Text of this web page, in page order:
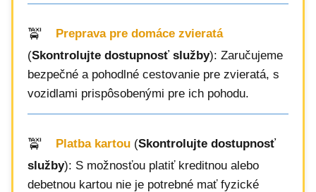
Preprava pre domáce zvieratá
(Skontrolujte dostupnosť služby): Zaručujeme
bezpečné a pohodlné cestovanie pre zvieratá, s
vozidlami prispôsobenými pre ich pohodu.
Platba kartou (Skontrolujte dostupnosť
služby): S možnosťou platiť kreditnou alebo
debetnou kartou nie je potrebné mať fyzické